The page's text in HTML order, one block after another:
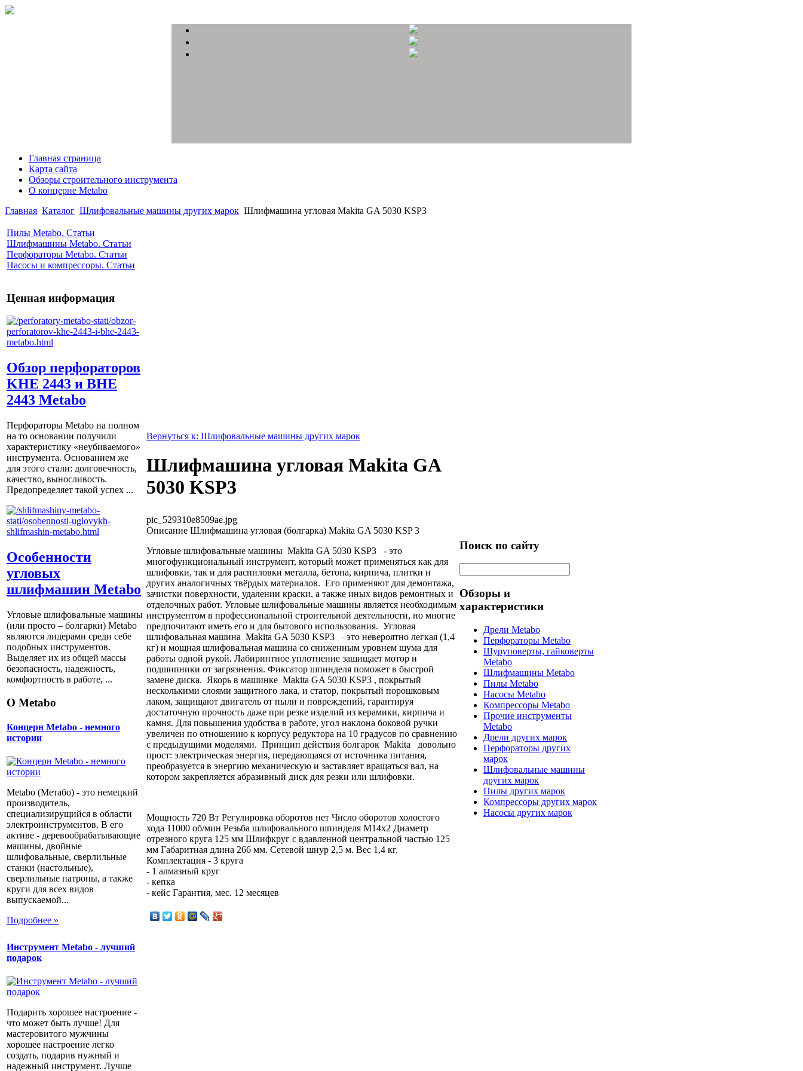
Главная страница
Карта сайта
Обзоры строительного инструмента
О концерне Metabo
Главная Каталог Шлифовальные машины других марок Шлифмашина угловая Makita GA 5030 KSP3
Пилы Metabo. Статьи
Шлифмашины Metabo. Статьи
Перфораторы Metabo. Статьи
Насосы и компрессоры. Статьи
Ценная информация
Обзор перфораторов
KHE 2443 и BHE
2443 Metabo
Перфораторы Metabo на полном
на то основании получили
характеристику «неубиваемого»
инструмента. Основанием же
для этого стали: долговечность,
качество, выносливость.
Предопределяет такой успех ...
Особенности
угловых
шлифмашин Metabo
Угловые шлифовальные машины
(или просто – болгарки) Мetabo
являются лидерами среди себе
подобных инструментов.
Выделяет их из общей массы
безопасность, надежность,
комфортность в работе, ...
О Metabo
Концерн Metabo - немного
истории
Metabo (Метабо) - это немецкий
производитель,
специализирущийся в области
электроинструментов. В его
активе - деревообрабатывающие
машины, двойные
шлифовальные, сверлильные
станки (настольные),
сверлильные патроны, а также
круги для всех видов
выпускаемой...
Подробнее »
Инструмент Metabo - лучший
подарок
Подарить хорошее настроение -
что может быть лучше! Для
мастеровитого мужчины
хорошее настроение легко
создать, подарив нужный и
надежный инструмент. Лучше
Вернуться к: Шлифовальные машины других марок
Шлифмашина угловая Makita GA
5030 KSP3
pic_529310e8509ae.jpg
Описание Шлифмашина угловая (болгарка) Makita GA 5030 KSP 3
Угловые шлифовальные машины Makita GA 5030 KSP3 - это
многофункциональный инструмент, который может применяться как для
шлифовки, так и для распиловки металла, бетона, кирпича, плитки и
других аналогичных твёрдых материалов. Его применяют для демонтажа,
зачистки поверхности, удалении краски, а также иных видов ремонтных и
отделочных работ. Угловые шлифовальные машины является необходимым
инструментом в профессиональной строительной деятельности, но многие
предпочитают иметь его и для бытового использования. Угловая
шлифовальная машина Makita GA 5030 KSP3 –это невероятно легкая (1,4
кг) и мощная шлифовальная машина со сниженным уровнем шума для
работы одной рукой. Лабиринтное уплотнение защищает мотор и
подшипники от загрязнения. Фиксатор шпинделя поможет в быстрой
замене диска. Якорь в машинке Makita GA 5030 KSP3 , покрытый
несколькими слоями защитного лака, и статор, покрытый порошковым
лаком, защищают двигатель от пыли и повреждений, гарантируя
достаточную прочность даже при резке изделий из керамики, кирпича и
камня. Для повышения удобства в работе, угол наклона боковой ручки
увеличен по отношению к корпусу редуктора на 10 градусов по сравнению
с предыдущими моделями. Принцип действия болгарок Makita довольно
прост: электрическая энергия, передающаяся от источника питания,
преобразуется в энергию механическую и заставляет вращаться вал, на
котором закрепляется абразивный диск для резки или шлифовки.
Мощность 720 Вт Регулировка оборотов нет Число оборотов холостого
хода 11000 об/мин Резьба шлифовального шпинделя M14x2 Диаметр
отрезного круга 125 мм Шлифкруг с вдавленной центральной частью 125
мм Габаритная длина 266 мм. Сетевой шнур 2,5 м. Вес 1,4 кг.
Комплектация - 3 круга
- 1 алмазный круг
- кепка
- кейс Гарантия, мес. 12 месяцев
Поиск по сайту
Обзоры и
характеристики
Дрели Metabo
Перфораторы Metabo
Шуруповерты, гайковерты
Metabo
Шлифмашины Metabo
Пилы Metabo
Насосы Metabo
Компрессоры Metabo
Прочие инструменты
Metabo
Дрели других марок
Перфораторы других
марок
Шлифовальные машины
других марок
Пилы других марок
Компрессоры других марок
Насосы других марок